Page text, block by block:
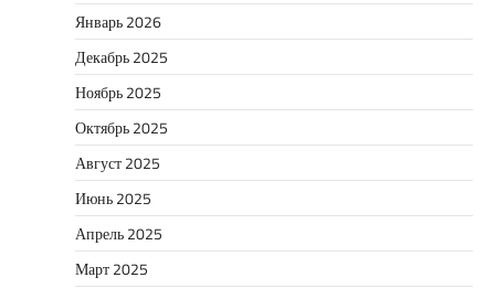
Январь 2026
Декабрь 2025
Ноябрь 2025
Октябрь 2025
Август 2025
Июнь 2025
Апрель 2025
Март 2025